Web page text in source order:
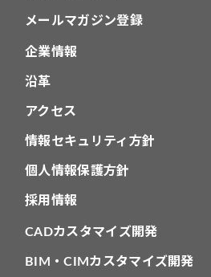
メールマガジン登録
企業情報
沿革
アクセス
情報セキュリティ方針
個人情報保護方針
採用情報
CADカスタマイズ開発
BIM・CIMカスタマイズ開発